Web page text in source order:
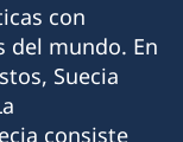
con
del mundo. En
Suecia
consiste